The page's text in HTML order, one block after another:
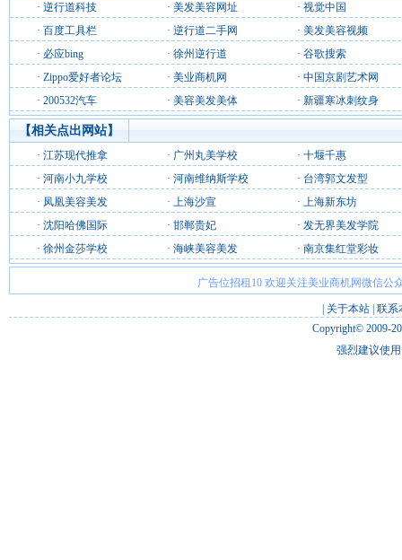
· 逆行道科技 · 美发美容网址 · 视觉中国
· 百度工具栏 · 逆行道二手网 · 美发美容视频
· 必应bing · 徐州逆行道 · 谷歌搜索
· Zippo爱好者论坛 · 美业商机网 · 中国京剧艺术网
· 200532汽车 · 美容美发美体 · 新疆寒冰刺纹身
【相关点出网站】
· 江苏现代推拿 · 广州丸美学校 · 十堰千惠
· 河南小九学校 · 河南维纳斯学校 · 台湾郭文发型
· 凤凰美容美发 · 上海沙宣 · 上海新东坊
· 沈阳哈佛国际 · 邯郸贵妃 · 发无界美发学院
· 徐州金莎学校 · 海峡美容美发 · 南京集红堂彩妆
广告位招租10 欢迎关注美业商机网微信公
关于本站 联系
Copyright© 2009-
强烈建议使